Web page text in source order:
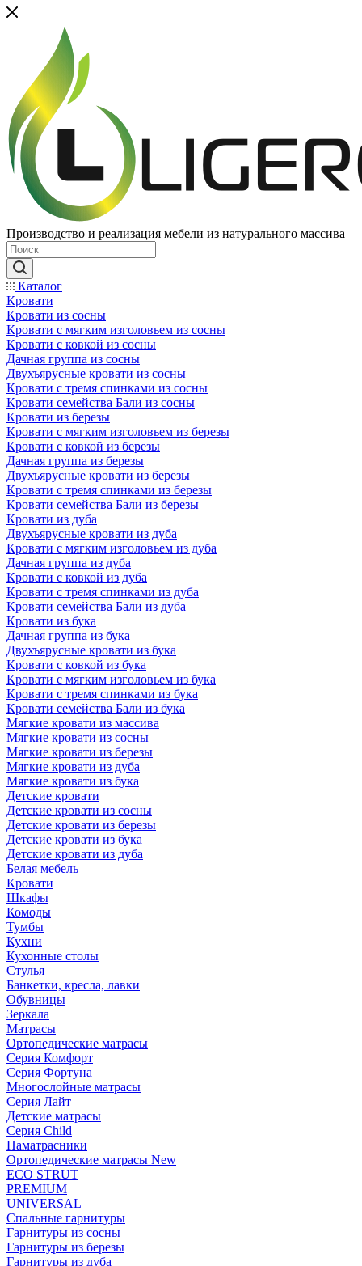
Производство и реализация мебели из натурального массива
Каталог
Кровати
Кровати из сосны
Кровати с мягким изголовьем из сосны
Кровати с ковкой из сосны
Дачная группа из сосны
Двухъярусные кровати из сосны
Кровати с тремя спинками из сосны
Кровати семейства Бали из сосны
Кровати из березы
Кровати с мягким изголовьем из березы
Кровати с ковкой из березы
Дачная группа из березы
Двухъярусные кровати из березы
Кровати с тремя спинками из березы
Кровати семейства Бали из березы
Кровати из дуба
Двухъярусные кровати из дуба
Кровати с мягким изголовьем из дуба
Дачная группа из дуба
Кровати с ковкой из дуба
Кровати с тремя спинками из дуба
Кровати семейства Бали из дуба
Кровати из бука
Дачная группа из бука
Двухъярусные кровати из бука
Кровати с ковкой из бука
Кровати с мягким изголовьем из бука
Кровати с тремя спинками из бука
Кровати семейства Бали из бука
Мягкие кровати из массива
Мягкие кровати из сосны
Мягкие кровати из березы
Мягкие кровати из дуба
Мягкие кровати из бука
Детские кровати
Детские кровати из сосны
Детские кровати из березы
Детские кровати из бука
Детские кровати из дуба
Белая мебель
Кровати
Шкафы
Комоды
Тумбы
Кухни
Кухонные столы
Стулья
Банкетки, кресла, лавки
Обувницы
Зеркала
Матрасы
Ортопедические матрасы
Серия Комфорт
Серия Фортуна
Многослойные матрасы
Серия Лайт
Детские матрасы
Серия Child
Наматрасники
Ортопедические матрасы New
ECO STRUT
PREMIUM
UNIVERSAL
Спальные гарнитуры
Гарнитуры из сосны
Гарнитуры из березы
Гарнитуры из дуба